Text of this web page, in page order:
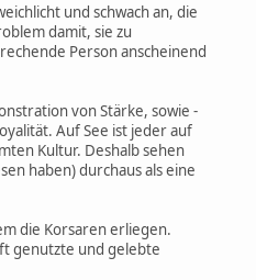
und schwach an, die
damit, sie zu
Person anscheinend
von Stärke, sowie -
Auf See ist jeder auf
Kultur. Deshalb sehen
haben) durchaus als eine
die Korsaren erliegen.
genutzte und gelebte